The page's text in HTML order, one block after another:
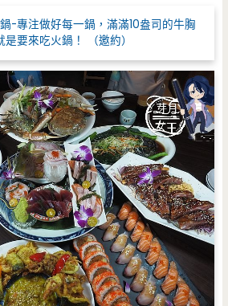
-專注做好每一鍋，滿滿10盎司的牛胸
要來吃火鍋！ （邀約）